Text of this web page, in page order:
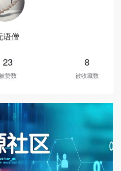
语僧
23
赞数
8
被收藏数